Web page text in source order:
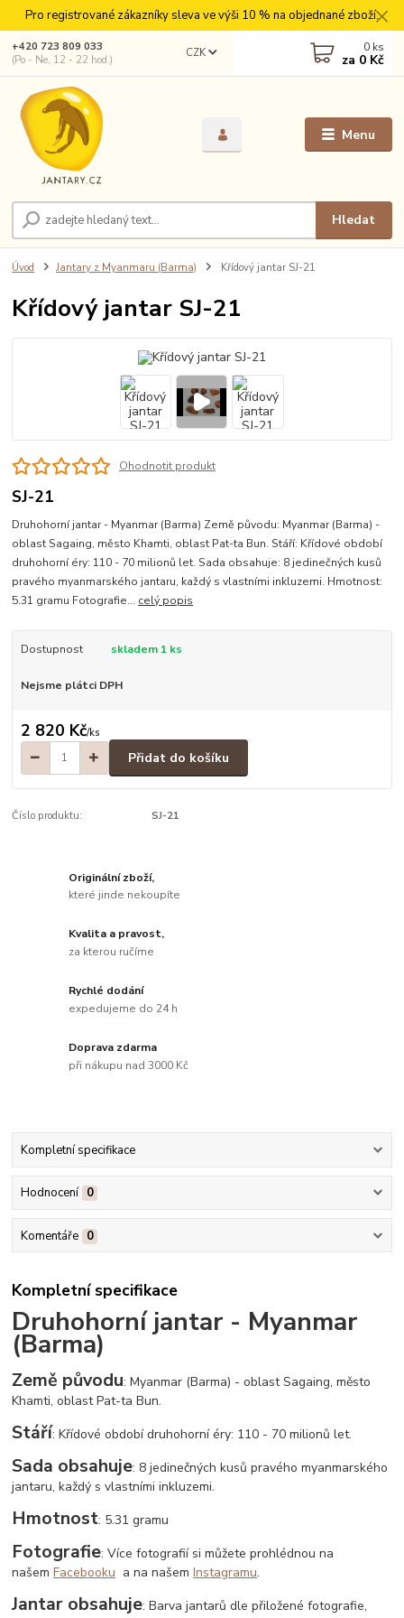
Pro registrované zákazníky sleva ve výši 10 % na objednané zboží.
Menu
CZK
Hledat
+420 723 809 033
(Po - Ne, 12 - 22 hod.)
0 ks
za 0 Kč
Úvod Jantary z Myanmaru (Barma) Křídový jantar SJ-21
Křídový jantar SJ-21
Ohodnotit produkt
SJ-21
Druhohorní jantar - Myanmar (Barma) Země původu: Myanmar (Barma) -
oblast Sagaing, město Khamti, oblast Pat-ta Bun. Stáří: Křídové období
druhohorní éry: 110 - 70 milionů let. Sada obsahuje: 8 jedinečných kusů
pravého myanmarského jantaru, každý s vlastními inkluzemi. Hmotnost:
5.31 gramu Fotografie... celý popis
Dostupnost skladem 1 ks
Nejsme plátci DPH
2 820 Kč/ks
Přidat do košíku
Číslo produktu: SJ-21
Originální zboží,
které jinde nekoupíte
Kvalita a pravost,
za kterou ručíme
Rychlé dodání
expedujeme do 24 h
Doprava zdarma
při nákupu nad 3000 Kč
Kompletní specifikace
Hodnocení 0
Komentáře 0
Kompletní specifikace
Druhohorní jantar - Myanmar
(Barma)
Země původu: Myanmar (Barma) - oblast Sagaing, město
Khamti, oblast Pat-ta Bun.
Stáří: Křídové období druhohorní éry: 110 - 70 milionů let.
Sada obsahuje: 8 jedinečných kusů pravého myanmarského
jantaru, každý s vlastními inkluzemi.
Hmotnost: 5.31 gramu
Fotografie: Více fotografií si můžete prohlédnou na
našemFacebooku a na našemInstagramu.
Jantar obsahuje: Barva jantarů dle přiložené fotografie,